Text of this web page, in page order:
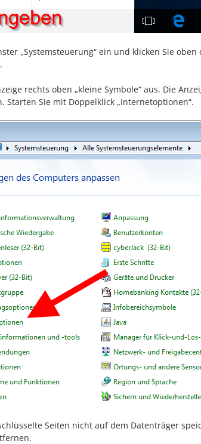
„Systemsteuerung“ ein und klicken Sie oben
rechts oben „kleine Symbole“ aus. Die
Starten Sie mit Doppelklick „Internetoptionen“.
Seiten nicht auf dem Datenträger